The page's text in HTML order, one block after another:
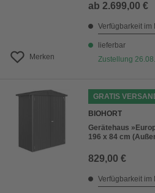
Merken
ab 2.699,00 €
Verfügbarkeit im
lieferbar
Zustellung
GRATIS
BIOHORT
Gerätehaus
196 x 84 cm
829,00 €
Verfügbarkeit im